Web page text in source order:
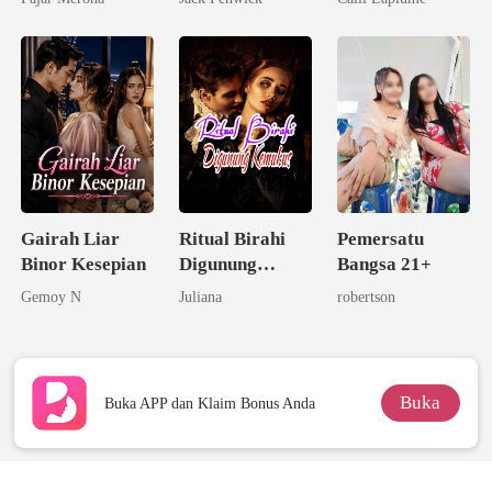
Kampung
Tersentuh
Gairah Liar
Binor Kesepian
Gemoy N
Ritual Birahi
Digunung
Keramat
Juliana
Pemersatu
Bangsa 21+
robertson
Buka APP dan Klaim Bonus Anda Buka